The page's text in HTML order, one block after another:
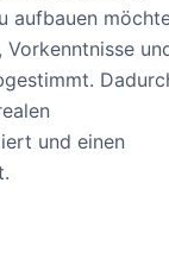
aufbauen
Vorkenntnisse
und einen